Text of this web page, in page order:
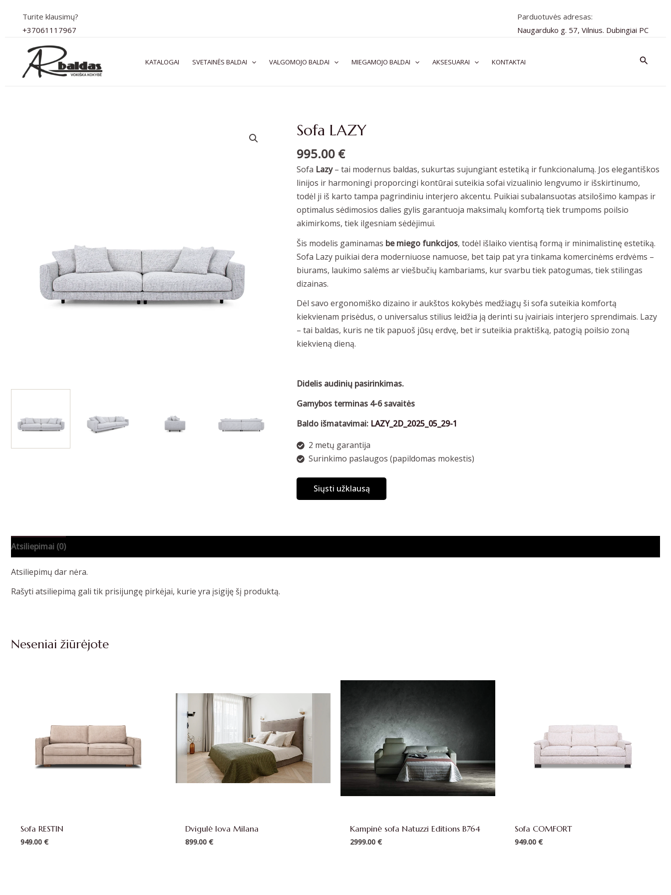
turinio
Turite klausimų?
+37061117967
Parduotuvės adresas:
Naugarduko g. 57, Vilnius. Dubingiai PC
KATALOGAI SVETAINĖS BALDAI VALGOMOJO BALDAI MIEGAMOJO BALDAI AKSESUARAI KONTAKTAI Paieška
Sofa LAZY
995.00 €
Sofa Lazy– tai modernus baldas, sukurtas sujungiant estetiką ir funkcionalumą. Jos elegantiškos
linijos ir harmoningi proporcingi kontūrai suteikia sofai vizualinio lengvumo ir išskirtinumo,
todėl ji iš karto tampa pagrindiniu interjero akcentu. Puikiai subalansuotas atsilošimo kampas ir
optimalus sėdimosios dalies gylis garantuoja maksimalų komfortą tiek trumpoms poilsio
akimirkoms, tiek ilgesniam sėdėjimui.
Šis modelis gaminamas be miego funkcijos, todėl išlaiko vientisą formą ir minimalistinę estetiką.
Sofa Lazy puikiai dera moderniuose namuose, bet taip pat yra tinkama komercinėms erdvėms –
biurams, laukimo salėms ar viešbučių kambariams, kur svarbu tiek patogumas, tiek stilingas
dizainas.
Dėl savo ergonomiško dizaino ir aukštos kokybės medžiagų ši sofa suteikia komfortą
kiekvienam prisėdus, o universalus stilius leidžia ją derinti su įvairiais interjero sprendimais. Lazy
– tai baldas, kuris ne tik papuoš jūsų erdvę, bet ir suteikia praktišką, patogią poilsio zoną
kiekvieną dieną.
Didelis audinių pasirinkimas.
Gamybos terminas 4-6 savaitės
Baldo išmatavimai: LAZY_2D_2025_05_29-1
2 metų garantija
Surinkimo paslaugos (papildomas mokestis)
Siųsti užklausą
Atsiliepimai (0)
Atsiliepimų dar nėra.
Rašyti atsiliepimą gali tik prisijungę pirkėjai, kurie yra įsigiję šį produktą.
Neseniai žiūrėjote
Sofa RESTIN
949.00€
Dvigulė lova Milana
899.00€
Kampinė sofa Natuzzi Editions B764
2999.00€
Sofa COMFORT
949.00€